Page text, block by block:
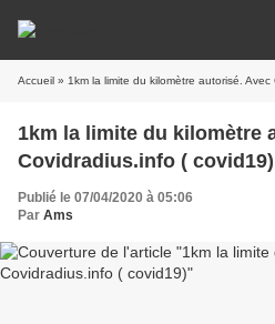
Accueil » 1km la limite du kilomètre autorisé.
1km la limite du kilomètre
Covidradius.info ( covid19)
Publié le 07/04/2020 à 05:06
Par Ams